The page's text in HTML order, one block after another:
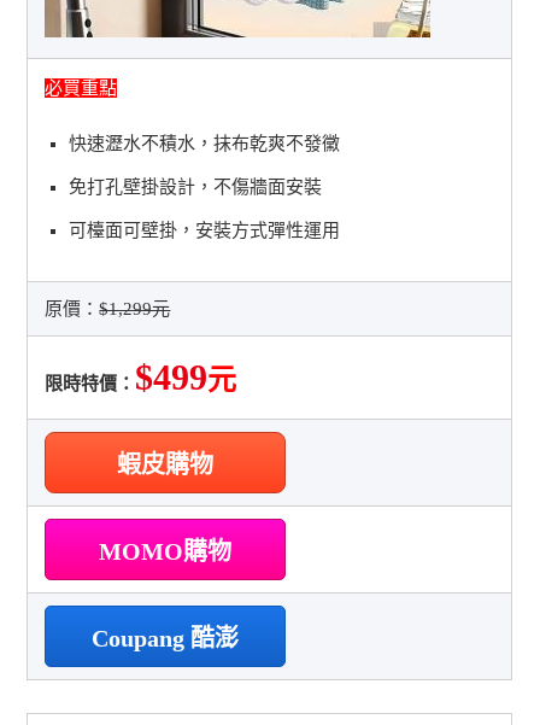
必買重點
快速瀝水不積水，抹布乾爽不發黴
免打孔壁掛設計，不傷牆面安裝
可檯面可壁掛，安裝方式彈性運用
原價：$1,299元
限時特價： $499元
蝦皮購物
MOMO購物
Coupang 酷澎